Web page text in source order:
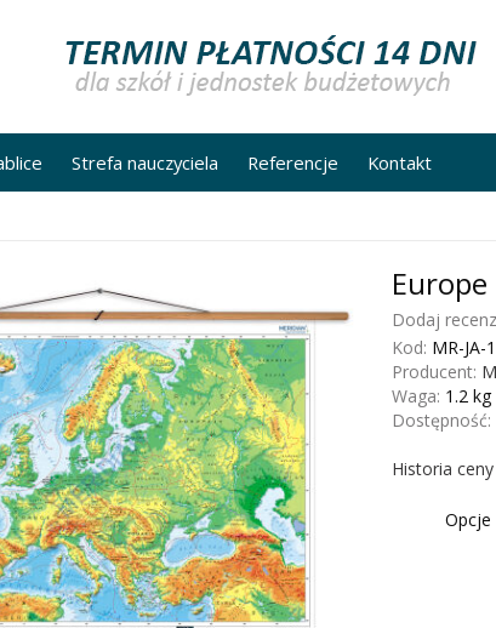
Strefa nauczyciela Referencje Kontakt
Dodaj
Kod: MR-JA-
Producent:
Waga: 1.2kg
Dostępność:
Historia